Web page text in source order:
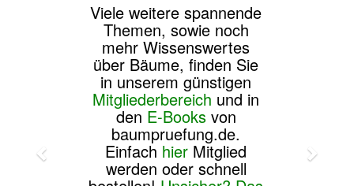
Viele weitere spannende
Themen, sowie noch
mehr Wissenswertes
über Bäume, finden Sie
in unserem günstigen
Mitgliederbereich und in
den E-Booksvon
baumpruefung.de.
Einfach hier Mitglied
werden oder schnell